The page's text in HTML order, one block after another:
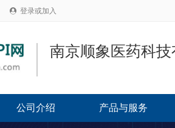
 登录或加入
南京顺象医药科
公司介绍 产品与服务